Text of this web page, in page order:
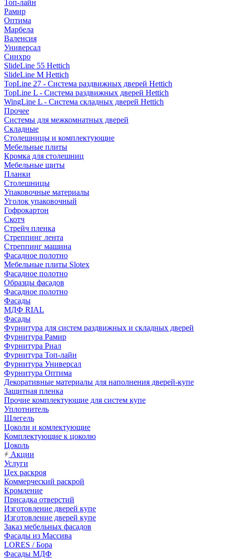
Топ-лайн
Рамир
Оптима
Марбела
Валенсия
Универсал
Синхро
SlideLine 55 Hettich
SlideLine M Hettich
TopLine 27 - Система раздвижных дверей Hettich
TopLine L - Система раздвижных дверей Hettich
WingLine L - Система складных дверей Hettich
Прочее
Системы для межкомнатных дверей
Складные
Столешницы и комплектующие
Мебельные плиты
Кромка для столешниц
Мебельные щиты
Планки
Столешницы
Упаковочные материалы
Уголок упаковочный
Гофрокартон
Скотч
Стрейч пленка
Стреппинг лента
Стреппинг машина
Фасадное полотно
Мебельные плиты Slotex
Фасадное полотно
Образцы фасадов
Фасадное полотно
Фасады
МДФ RIAL
Фасады
Фурнитура для систем раздвижных и складных дверей
Фурнитура Рамир
Фурнитура Риал
Фурнитура Топ-лайн
Фурнитура Универсал
Фурнитура Оптима
Декоративные материалы для наполнения дверей-купе
Защитная пленка
Прочие комплектующие для систем купе
Уплотнитель
Шлегель
Цоколи и комлектующие
Комплектующие к цоколю
Цоколь
Акции
Услуги
Цех раскроя
Коммерческий раскрой
Кромление
Присадка отверстий
Изготовление дверей купе
Изготовление дверей купе
Заказ мебельных фасадов
Фасады из Массива
LORES / Бора
Фасады МДФ